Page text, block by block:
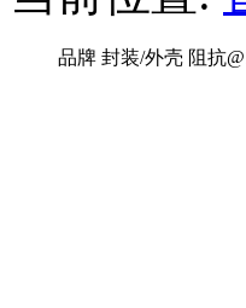
品牌 封装/外壳 阻抗